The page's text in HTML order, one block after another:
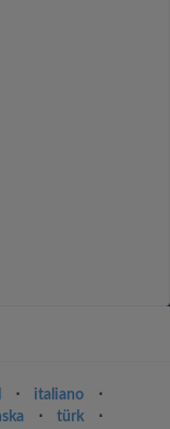
⋅ italiano
⋅
⋅ türk
⋅